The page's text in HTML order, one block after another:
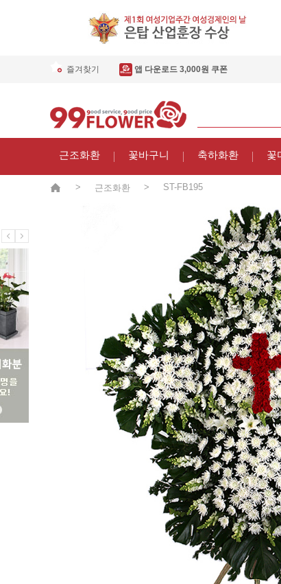
즐겨찾기 앱 다운로드 3,000원 쿠폰
근조화환 꽃바구니 축하화환 꽃
> 근조화환 > ST-FB195